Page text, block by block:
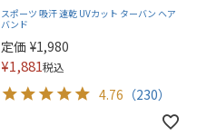
スポーツ 吸汗 速乾 UVカット ターバン ヘア
バンド
定価 ¥1,980
¥1,881税込
4.76 （230）